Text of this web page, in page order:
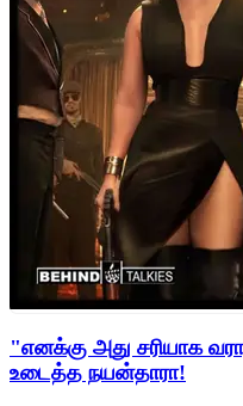
"எனக்கு அது சரியாக
உடைத்த நயன்தாரா!